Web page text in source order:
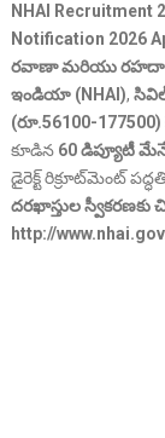
NHAI Recruitment
Notification 2026
రవాణా మరియు
ఇండియా (NHAI),
(రూ.56100-177500)
కూడిన 60 డిప్యూటీ
డైరెక్ట్ రిక్రూట్‌మెంట్
దరఖాస్తుల స్వీకరణకు
http://